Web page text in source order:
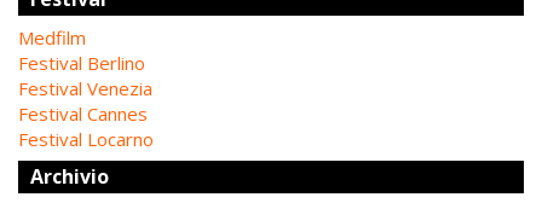
Medfilm
Festival Berlino
Festival Venezia
Festival Cannes
Festival Locarno
Archivio